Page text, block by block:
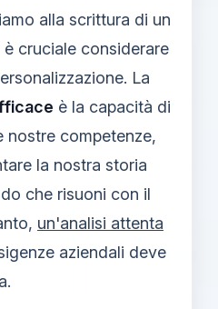
alla scrittura di un
è cruciale considerare
La
è la capacità di
nostre competenze,
la nostra storia
che risuoni con il
un'analisi attenta
aziendali deve